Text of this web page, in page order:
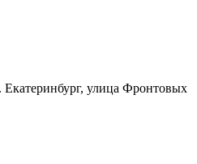
Екатеринбург, улица Фронтовых